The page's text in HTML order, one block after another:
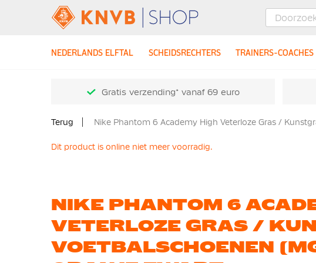
NEDERLANDS ELFTAL SCHEIDSRECHTERS TRAINERS-COACHES
Gratis verzending* vanaf 69 euro
Terug Nike Phantom 6 Academy High Veterloze Gras /
Dit product is online niet meer voorradig.
NIKE PHANTOM 6
VETERLOZE GRAS /
VOETBALSCHOENEN